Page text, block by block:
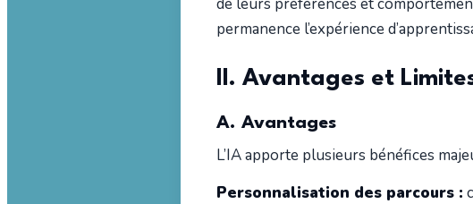
permanence l’expérience
II. Avantages et
A. Avantages
L’IA apporte plusieurs bénéfices
Personnalisation des parcours :